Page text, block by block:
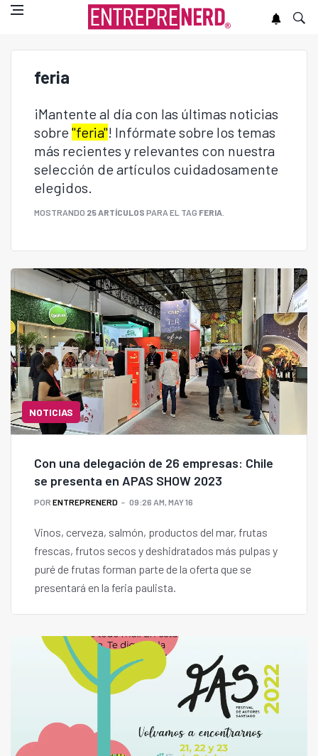
feria
¡Mantente al día con las últimas noticias
sobre "feria"! Infórmate sobre los temas
más recientes y relevantes con nuestra
selección de artículos cuidadosamente
elegidos.
MOSTRANDO 25 ARTÍCULOS PARA EL TAG FERIA
NOTICIAS
Con una delegación de 26 empresas: Chile
se presenta en APAS SHOW 2023
POR ENTREPRENERD 09:26 AM, MAY 16
Vinos, cerveza, salmón, productos del mar, frutas
frescas, frutos secos y deshidratados más pulpas y
puré de frutas forman parte de la oferta que se
presentará en la feria paulista.